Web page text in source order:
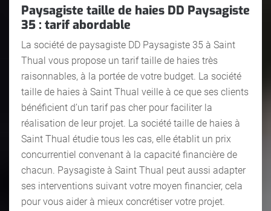
Paysagiste taille de haies DD Paysagiste
35 : tarif abordable
La société de paysagiste DD Paysagiste 35 à Saint
Thual vous propose un tarif taille de haies très
raisonnables, à la portée de votre budget. La société
taille de haies à Saint Thual veille à ce que ses clients
bénéficient d’un tarif pas cher pour faciliter la
réalisation de leur projet. La société taille de haies à
Saint Thual étudie tous les cas, elle établit un prix
concurrentiel convenant à la capacité financière de
chacun. Paysagiste à Saint Thual peut aussi adapter
ses interventions suivant votre moyen financier, cela
pour vous aider à mieux concrétiser votre projet.